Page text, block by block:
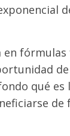
fórmulas
de
qué es